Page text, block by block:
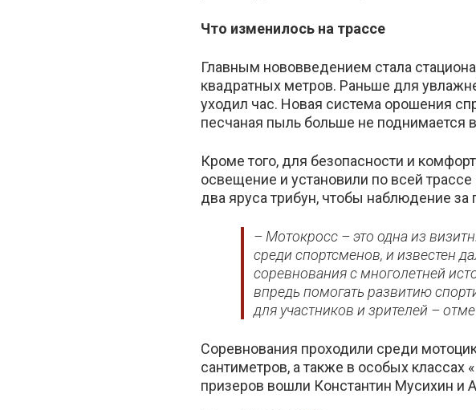
Что изменилось на трассе
Главным нововведением стала
квадратных метров. Раньше для
уходил час. Новая система орошения
песчаная пыль больше не поднимается
Кроме того, для безопасности и
освещение и установили по всей
два яруса трибун, чтобы наблюдение
– Мотокросс – это одна из
среди спортсменов, и известен
соревнования с многолетней
впредь помогать развитию
для участников и зрителей –
Соревнования проходили среди
сантиметров, а также в особых классах
призеров вошли Константин Мусихин и